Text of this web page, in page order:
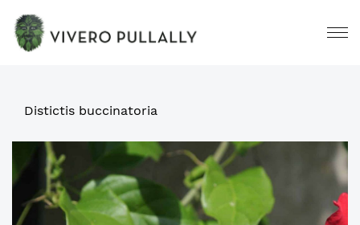
Distictis buccinatoria